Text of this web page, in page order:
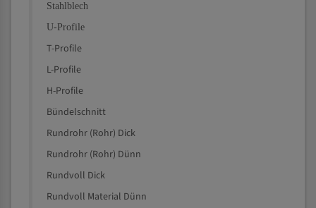
Stahlblech
U-Profile
T-Profile
L-Profile
H-Profile
Bündelschnitt
Rundrohr (Rohr) Dick
Rundrohr (Rohr) Dünn
Rundvoll Dick
Rundvoll Material Dünn